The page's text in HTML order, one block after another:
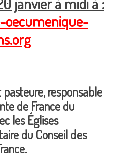
oecumenique-
responsable
de France du
les Églises
du Conseil des